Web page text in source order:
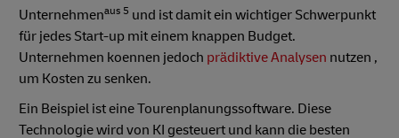
Unternehmenaus 5 und ist damit ein wichtiger Schwerpunkt
für jedes Start-up mit einem knappen Budget.
Unternehmen koennen jedoch prädiktive Analysen nutzen ,
um Kosten zu senken.
Ein Beispiel ist eine Tourenplanungssoftware. Diese
Technologie wird von KI gesteuert und kann die besten